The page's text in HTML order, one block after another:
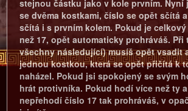
stejnou částku jako v kole prvním. Nyní
se dvěma kostkami, číslo se opět sčítá
sčítá i s prvním kolem. Pokud je
než 17, opět automaticky prohráváš. Při
všechny následující) musíš opět vsadit
jednou kostkou, která se opět přičítá k
naházel. Pokud jsi spokojený se svým
hrát protivníka. Pokud hodí více než ty
nepřehodí číslo 17 tak prohráváš, v